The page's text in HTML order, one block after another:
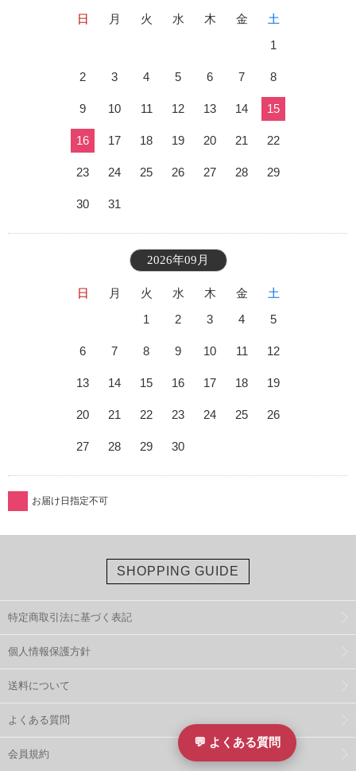
日 月 火 水 木 金
土
1
2 3 4 5 6 7 8
9 10 11 12 13 14 15
16 17 18 19 20 21 22
23 24 25 26 27 28 29
30 31
2026年09月
日 月 火 水 木 金
土
1
2 3 4 5
6 7 8 9 10 11 12
13 14 15 16 17 18 19
20 21 22 23 24 25 26
27 28 29 30
お届け日指定不可
SHOPPING GUIDE
特定商取引法に基づく表記
個人情報保護方針
送料について
よくある質問
会員規約
💬 よくある質問